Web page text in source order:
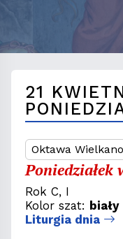
21
Oktawa
Rok C, I
Kolor szat: biały
Liturgia dnia